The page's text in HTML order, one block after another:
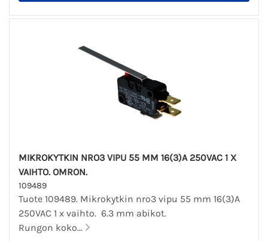
MIKROKYTKIN NRO3 VIPU 55 MM 16(3)A 250VAC 1 X
VAIHTO. OMRON.
109489
Tuote 109489. Mikrokytkin nro3 vipu 55 mm 16(3)A
250VAC 1 x vaihto. 6.3 mm abikot.
Rungon koko...